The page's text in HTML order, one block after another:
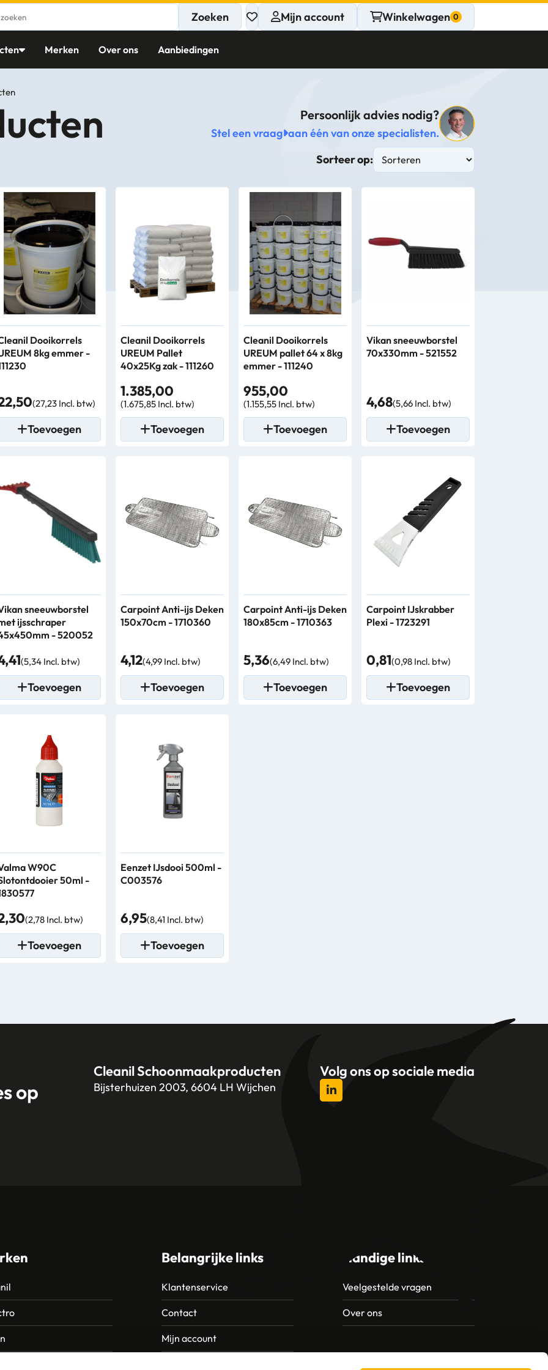
Mijn account Winkelwagen
Zoeken
Persoonlijk
advies
nodig?
Merken Over ons Aanbiedingen
Persoonlijk advies nodig?
Stel een vraag aan één van onze specialisten.
Sorteer op:
Dooikorrels
8kg emmer -
(27,23 Incl. btw)
Toevoegen
Cleanil Dooikorrels
UREUM Pallet
40x25Kg zak - 111260
1.385,00
(1.675,85 Incl. btw)
Toevoegen
Cleanil Dooikorrels
UREUM pallet 64 x 8kg
emmer - 111240
955,00
(1.155,55 Incl. btw)
Toevoegen
Vikan sneeuwborstel
70x330mm - 521552
4,68(5,66 Incl. btw)
Toevoegen
sneeuwborstel
ijsschraper
- 520052
(5,34 Incl. btw)
Toevoegen
Carpoint Anti-ijs Deken
150x70cm - 1710360
4,12(4,99 Incl. btw)
Toevoegen
Carpoint Anti-ijs Deken
180x85cm - 1710363
5,36(6,49 Incl. btw)
Toevoegen
Carpoint IJskrabber
Plexi - 1723291
0,81(0,98 Incl. btw)
Toevoegen
W90C
50ml -
(2,78 Incl. btw)
Toevoegen
Eenzet IJsdooi 500ml -
C003576
6,95(8,41 Incl. btw)
Toevoegen
op
Cleanil Schoonmaakproducten
Bijsterhuizen 2003, 6604 LH Wijchen
Volg ons op sociale media
Belangrijke links
Klantenservice
Contact
Mijn account
Handige links
Veelgestelde vragen
Over ons